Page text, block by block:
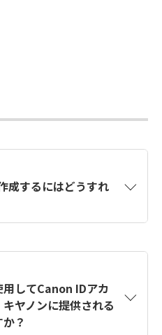
成するにはどうすれ
【カメラ】Canon IDとは
作成方法は？をご確認く
してCanon IDアカ
ヤノンに提供される
？